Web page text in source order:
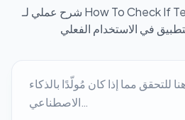
شرح عملي لـ How To Check If Text Is AI Generated مع